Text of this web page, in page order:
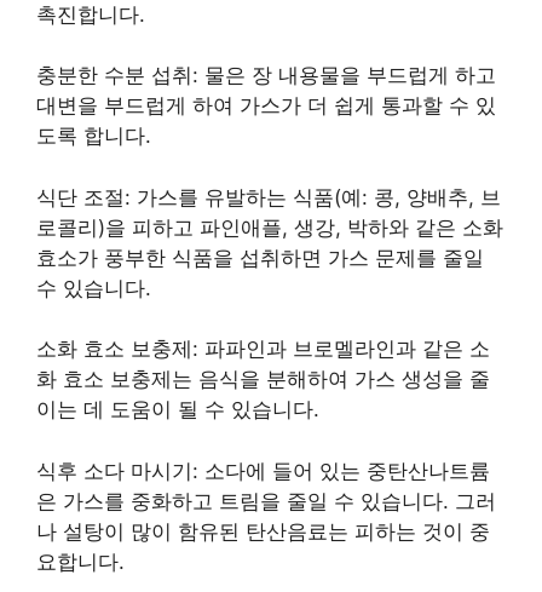
촉진합니다.
충분한 수분 섭취: 물은 장 내용물을 부드럽게 하고
대변을 부드럽게 하여 가스가 더 쉽게 통과할 수 있
도록 합니다.
식단 조절: 가스를 유발하는 식품(예: 콩, 양배추, 브
로콜리)을 피하고 파인애플, 생강, 박하와 같은 소화
효소가 풍부한 식품을 섭취하면 가스 문제를 줄일
수 있습니다.
소화 효소 보충제: 파파인과 브로멜라인과 같은 소
화 효소 보충제는 음식을 분해하여 가스 생성을 줄
이는 데 도움이 될 수 있습니다.
식후 소다 마시기: 소다에 들어 있는 중탄산나트륨
은 가스를 중화하고 트림을 줄일 수 있습니다. 그러
나 설탕이 많이 함유된 탄산음료는 피하는 것이 중
요합니다.